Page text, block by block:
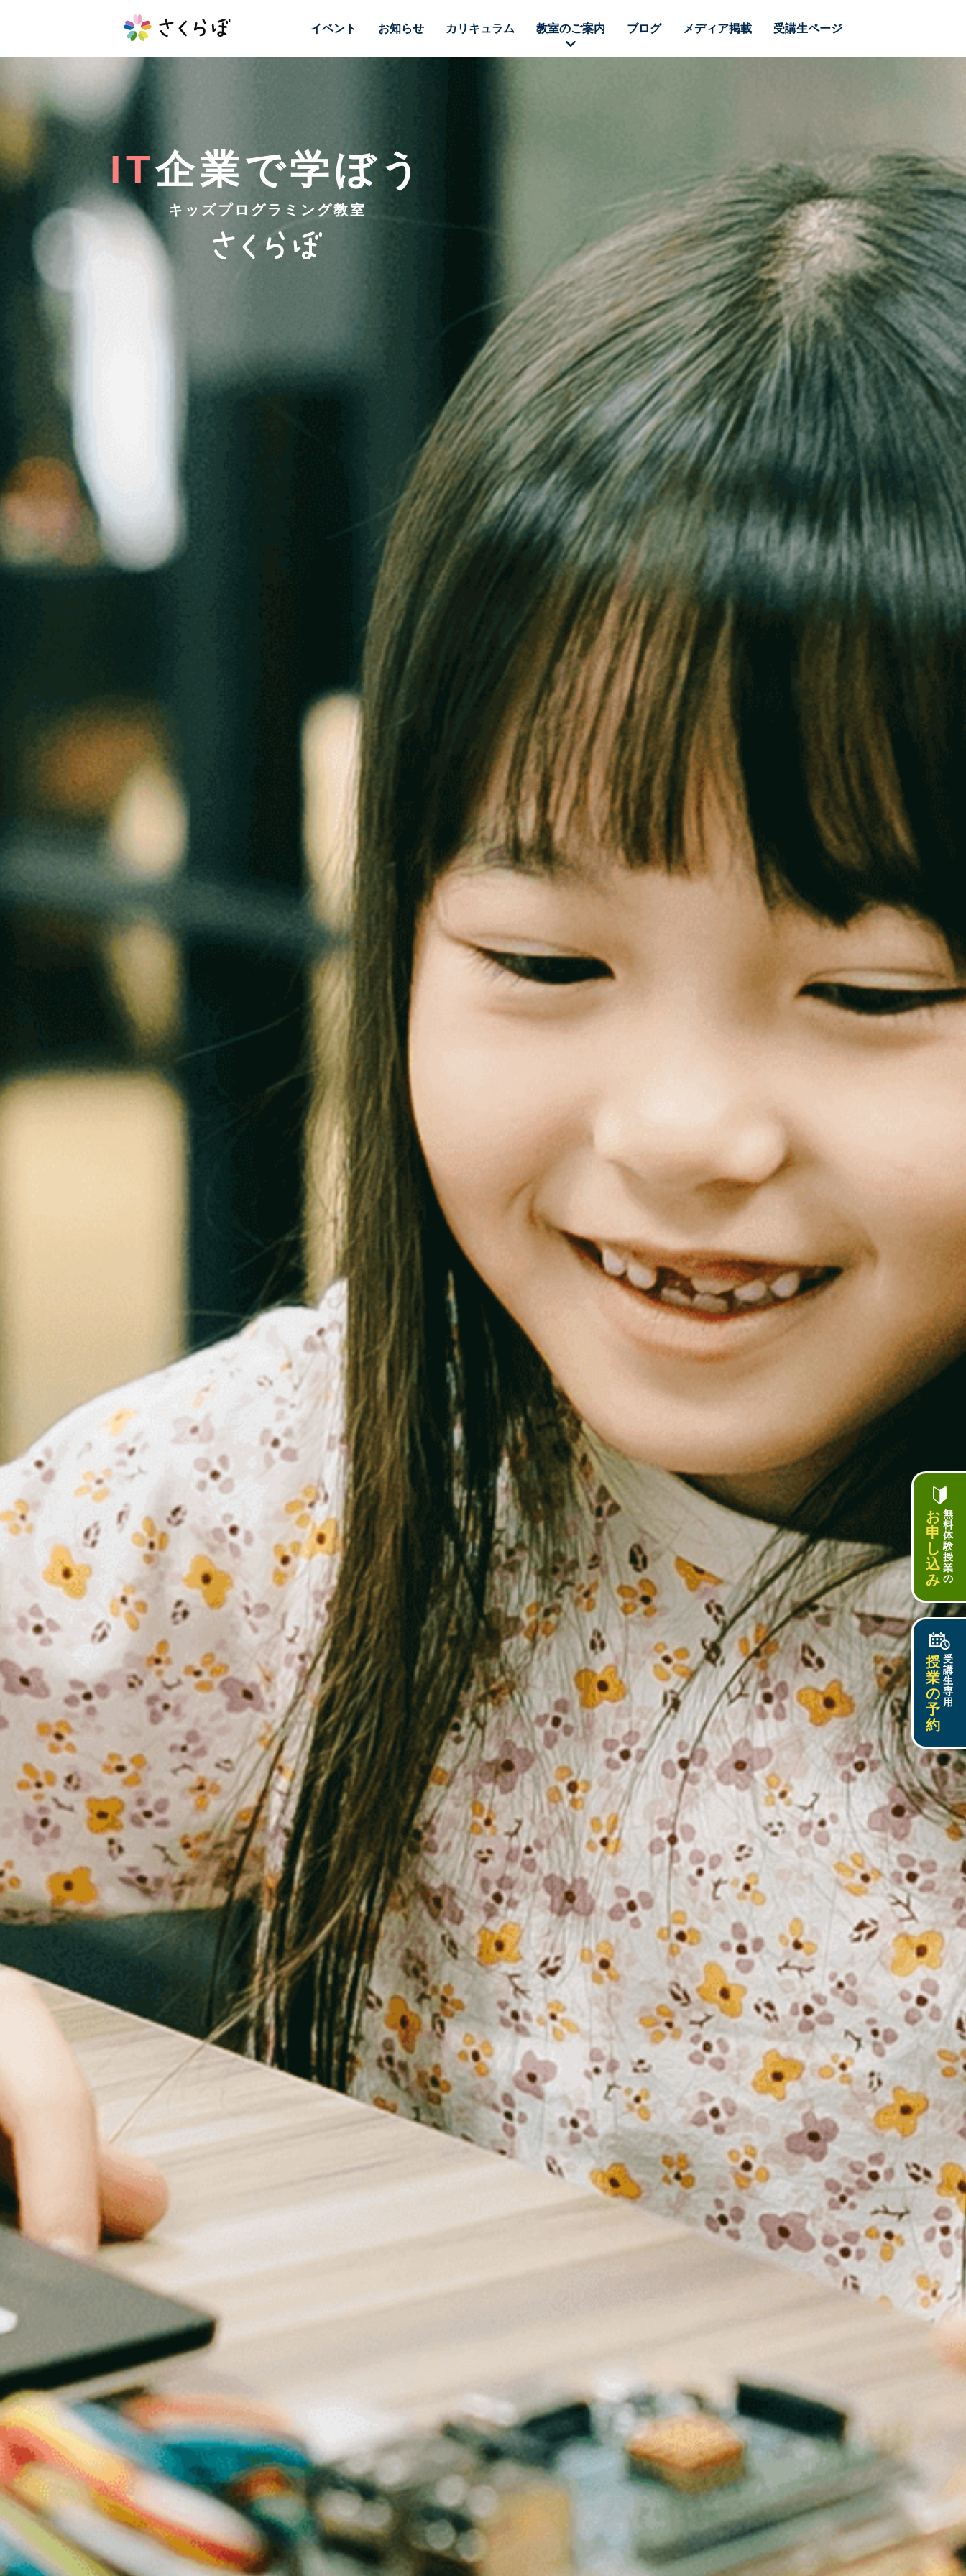
イベント お知らせ カリキュラム 教室のご案内 ブログ メディア掲載 受講生ページ
IT企業で学ぼう
キッズプログラミング教室
お
申
し
込
み
無
料
体
験
授
業
の
授
業
の
予
約
受
講
生
専
用